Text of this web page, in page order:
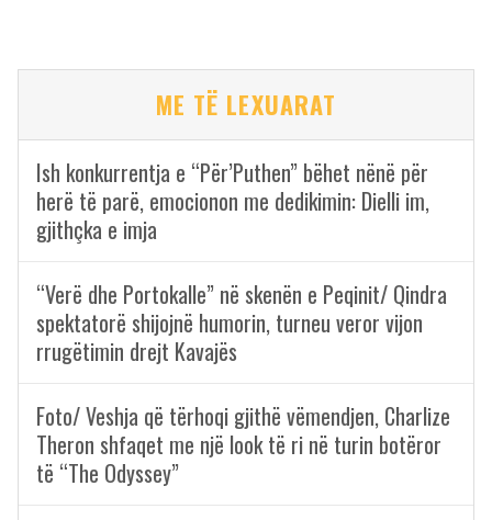
ME TË LEXUARAT
Ish konkurrentja e “Për’Puthen” bëhet nënë për
herë të parë, emocionon me dedikimin: Dielli im,
gjithçka e imja
“Verë dhe Portokalle” në skenën e Peqinit/ Qindra
spektatorë shijojnë humorin, turneu veror vijon
rrugëtimin drejt Kavajës
Foto/ Veshja që tërhoqi gjithë vëmendjen, Charlize
Theron shfaqet me një look të ri në turin botëror
të “The Odyssey”